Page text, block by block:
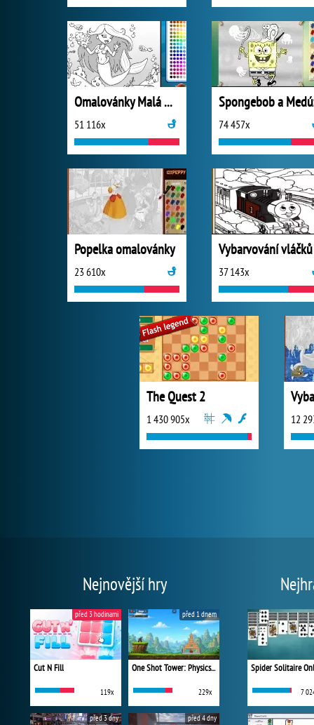
Omalovánky Malá Mořská Víla
51 116x
Spongebob a
74 457x
Popelka omalovánky
23 610x
Vybarvování vláčků
37 143x
The Quest 2
1 430 905x 12
Nejnovější hry
Cut N Fill
119x
před 3 hodinami
One Shot Tower: Physics Destroyer
229x
před 1 dnem
před 3 dny před 4 dny
Spider Solitaire
7